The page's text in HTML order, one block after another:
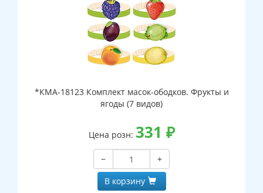
*КМА-18123 Комплект масок-ободков. Фрукты и
ягоды (7 видов)
Цена розн: 331 ₽
−
+
В корзину